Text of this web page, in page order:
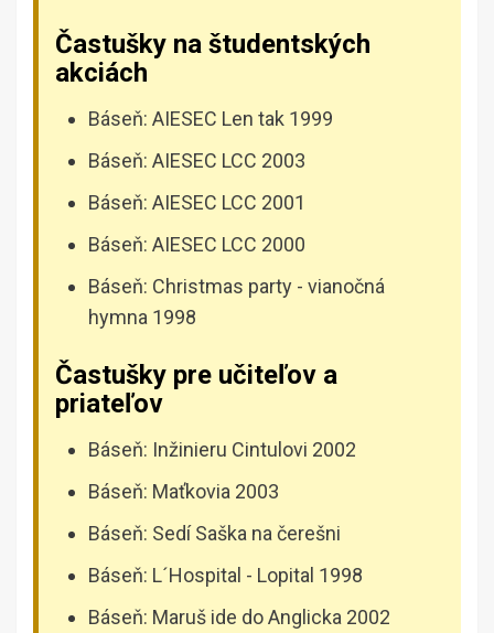
Častušky na študentských
akciách
Báseň: AIESEC Len tak 1999
Báseň: AIESEC LCC 2003
Báseň: AIESEC LCC 2001
Báseň: AIESEC LCC 2000
Báseň: Christmas party - vianočná
hymna 1998
Častušky pre učiteľov a
priateľov
Báseň: Inžinieru Cintulovi 2002
Báseň: Maťkovia 2003
Báseň: Sedí Saška na čerešni
Báseň: L´Hospital - Lopital 1998
Báseň: Maruš ide do Anglicka 2002